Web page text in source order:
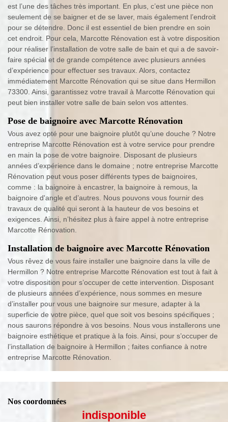
est l’une des tâches très important. En plus, c’est une pièce non
seulement de se baigner et de se laver, mais également l’endroit
pour se détendre. Donc il est essentiel de bien prendre en soin
cet endroit. Pour cela, Marcotte Rénovation est à votre disposition
pour réaliser l’installation de votre salle de bain et qui a de savoir-
faire spécial et de grande compétence avec plusieurs années
d’expérience pour effectuer ses travaux. Alors, contactez
immédiatement Marcotte Rénovation qui se situe dans Hermillon
73300. Ainsi, garantissez votre travail à Marcotte Rénovation qui
peut bien installer votre salle de bain selon vos attentes.
Pose de baignoire avec Marcotte Rénovation
Vous avez opté pour une baignoire plutôt qu’une douche ? Notre
entreprise Marcotte Rénovation est à votre service pour prendre
en main la pose de votre baignoire. Disposant de plusieurs
années d’expérience dans le domaine ; notre entreprise Marcotte
Rénovation peut vous poser différents types de baignoires,
comme : la baignoire à encastrer, la baignoire à remous, la
baignoire d'angle et d’autres. Nous pouvons vous fournir des
travaux de qualité qui seront à la hauteur de vos besoins et
exigences. Ainsi, n’hésitez plus à faire appel à notre entreprise
Marcotte Rénovation.
Installation de baignoire avec Marcotte Rénovation
Vous rêvez de vous faire installer une baignoire dans la ville de
Hermillon ? Notre entreprise Marcotte Rénovation est tout à fait à
votre disposition pour s’occuper de cette intervention. Disposant
de plusieurs années d’expérience, nous sommes en mesure
d’installer pour vous une baignoire sur mesure, adapter à la
superficie de votre pièce, quel que soit vos besoins spécifiques ;
nous saurons répondre à vos besoins. Nous vous installerons une
baignoire esthétique et pratique à la fois. Ainsi, pour s’occuper de
l’installation de baignoire à Hermillon ; faites confiance à notre
entreprise Marcotte Rénovation.
Nos coordonnées
indisponible